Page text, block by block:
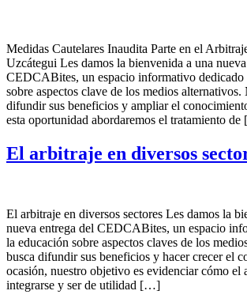
Medidas Cautelares Inaudita Parte en el
Uzcátegui Les damos la bienvenida a una
CEDCABites, un espacio informativo dedicado
sobre aspectos clave de los medios
difundir sus beneficios y ampliar el
esta oportunidad abordaremos el tratamiento
El arbitraje en diversos
El arbitraje en diversos sectores Les damos la
nueva entrega del CEDCABites, un espacio
la educación sobre aspectos claves de los
busca difundir sus beneficios y hacer crecer el
ocasión, nuestro objetivo es evidenciar cómo el
integrarse y ser de utilidad […]